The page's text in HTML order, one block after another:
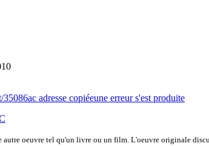
35086ac adresse copiéeune erreur s'est produite
autre oeuvre tel qu'un livre ou un film. L'oeuvre originale